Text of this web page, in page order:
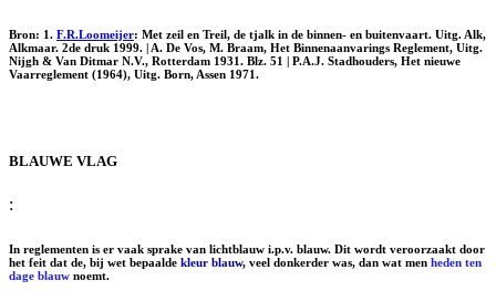
Bron: 1. F.R.Loomeijer: Met zeil en Treil, de tjalk in de binnen- en buitenvaart. Uitg. Alk,
Alkmaar. 2de druk 1999. | A. De Vos, M. Braam, Het Binnenaanvarings Reglement, Uitg.
Nijgh & Van Ditmar N.V., Rotterdam 1931. Blz. 51 | P.A.J. Stadhouders, Het nieuwe
Vaarreglement (1964), Uitg. Born, Assen 1971.
BLAUWE VLAG
:
In reglementen is er vaak sprake van lichtblauw i.p.v. blauw. Dit wordt veroorzaakt door
het feit dat de, bij wet bepaalde kleur blauw, veel donkerder was, dan wat men heden ten
dage blauw noemt.